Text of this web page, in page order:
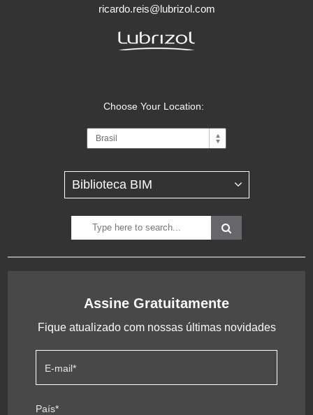
ricardo.reis@lubrizol.com
Choose Your Location:
Assine Gratuitamente
Fique atualizado com nossas últimas novidades
E-mail*
País*